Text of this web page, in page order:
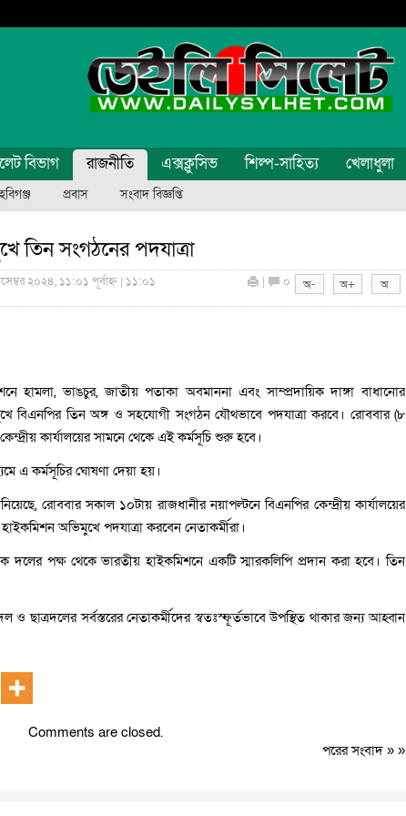
বিভাগ রাজনীতি এক্সক্লুসিভ শিল্প-সাহিত্য খেলাধুলা
হবিগঞ্জ প্রবাস সংবাদ বিজ্ঞপ্তি
তিন সংগঠনের পদযাত্রা
২০২৪, ১১:০১ পূর্বাহ্ন | ১১:০১
| ০
হামলা, ভাঙচুর, জাতীয় পতাকা অবমাননা এবং সাম্প্রদায়িক দাঙ্গা বাধানোর
বিএনপির তিন অঙ্গ ও সহযোগী সংগঠন যৌথভাবে পদযাত্রা করবে। রোববার (৮
কার্যালয়ের সামনে থেকে এই কর্মসূচি শুরু হবে।
এ কর্মসূচির ঘোষণা দেয়া হয়।
রোববার সকাল ১০টায় রাজধানীর নয়াপল্টনে বিএনপির কেন্দ্রীয় কার্যালয়ের
অভিমুখে পদযাত্রা করবেন নেতাকর্মীরা।
দলের পক্ষ থেকে ভারতীয় হাইকমিশনে একটি স্মারকলিপি প্রদান করা হবে। তিন
ও ছাত্রদলের সর্বস্তরের নেতাকর্মীদের স্বতঃস্ফূর্তভাবে উপস্থিত থাকার জন্য আহ্বান
Comments are closed.
পরের সংবাদ » »